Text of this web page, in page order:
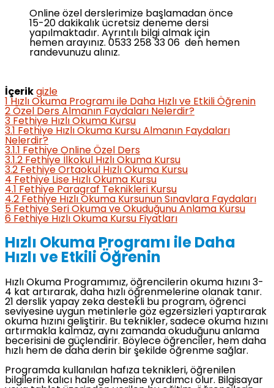
Online özel derslerimize başlamadan önce
15-20 dakikalık ücretsiz deneme dersi
yapılmaktadır. Ayrıntılı bilgi almak için
hemen arayınız. 0533 258 33 06 den hemen
randevunuzu alınız.
İçerik gizle
Hızlı Okuma Programı ile Daha Hızlı ve Etkili Öğrenin
2 Özel Ders Almanın Faydaları Nelerdir?
3 Fethiye Hızlı Okuma Kursu
3.1
Fethiye Hızlı Okuma Kursu Almanın Faydaları
Nelerdir?
3.1.1
Fethiye Online Özel Ders
3.1.2 Fethiye İlkokul Hızlı Okuma Kursu
3.2 Fethiye Ortaokul Hızlı Okuma Kursu
4 Fethiye Lise Hızlı Okuma Kursu
4.1
Fethiye Paragraf Teknikleri Kursu
4.2 Fethiye Hızlı Okuma Kursunun Sınavlara Faydaları
5 Fethiye Seri Okuma ve Okuduğunu Anlama Kursu
6 Fethiye Hızlı Okuma Kursu Fiyatları
Hızlı Okuma Programı ile Daha
Hızlı ve Etkili Öğrenin
Hızlı Okuma Programımız, öğrencilerin okuma hızını 3-
4 kat artırarak, daha hızlı öğrenmelerine olanak tanır.
21 derslik yapay zeka destekli bu program, öğrenci
seviyesine uygun metinlerle göz egzersizleri yaptırarak
okuma hızını geliştirir. Bu teknikler, sadece okuma hızını
artırmakla kalmaz, aynı zamanda okuduğunu anlama
becerisini de güçlendirir. Böylece öğrenciler, hem daha
hızlı hem de daha derin bir şekilde öğrenme sağlar.
Programda kullanılan hafıza teknikleri, öğrenilen
bilgilerin kalıcı hale gelmesine yardımcı olur. Bilgisayar